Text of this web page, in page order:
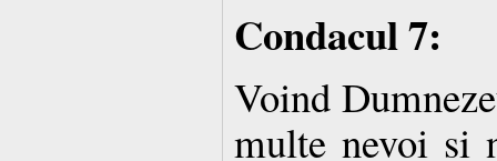
Condacul 7:
Voind
multe nevoi si